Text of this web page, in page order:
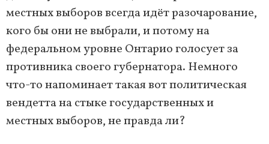
местных выборов всегда идёт разочарование,
кого бы они не выбрали, и потому на
федеральном уровне Онтарио голосует за
противника своего губернатора. Немного
что-то напоминает такая вот политическая
вендетта на стыке государственных и
местных выборов, не правда ли?